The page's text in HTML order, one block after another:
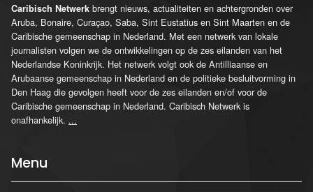
Caribisch Netwerk brengt nieuws, actualiteiten en achtergronden over
Aruba, Bonaire, Curaçao, Saba, Sint Eustatius en Sint Maarten en de
Caribische gemeenschap in Nederland. Met een netwerk van lokale
journalisten volgen we de ontwikkelingen op de zes eilanden van het
Nederlandse Koninkrijk. Het netwerk volgt ook de Antilliaanse en
Arubaanse gemeenschap in Nederland en de politieke besluitvorming in
Den Haag die gevolgen heeft voor de zes eilanden en/of voor de
Caribische gemeenschap in Nederland. Caribisch Netwerk is
onafhankelijk. ...
Menu